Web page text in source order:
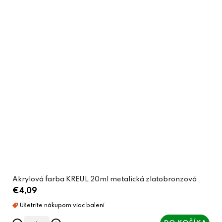
Akrylová farba KREUL 20ml metalická zlatobronzová
€4,09